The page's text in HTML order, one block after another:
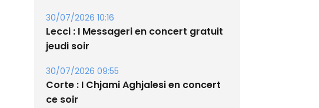
30/07/2026 10:16
Lecci : I Messageri en concert gratuit
jeudi soir
30/07/2026 09:55
Corte : I Chjami Aghjalesi en concert
ce soir